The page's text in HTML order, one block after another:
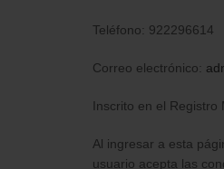
Teléfono: 922296614
Correo electrónico:
Inscrito en el Registro
Al ingresar a esta
usuario acepta las